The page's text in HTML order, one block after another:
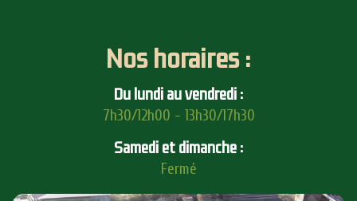
Nos horaires :
Du lundi au vendredi :
7h30/12h00 - 13h30/17h30
Samedi et dimanche :
Fermé